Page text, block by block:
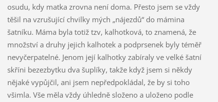
osudu, kdy matka zrovna není doma. Přesto jsem se vždy
těšil na vzrušující chvilky mých „nájezdů“ do mámina
šatníku. Máma byla totiž tzv, kalhotková, to znamená, že
množství a druhy jejich kalhotek a podprsenek byly téměř
nevyčerpatelné. Jenom její kalhotky zabíraly ve velké šatní
skříni bezezbytku dva šuplíky, takže když jsem si někdy
nějaké vypůjčil, ani jsem nepředpokládal, že by si toho
všimla. Vše měla vždy úhledně složeno a uloženo podle